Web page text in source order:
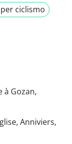
ciclismo
à Gozan,
Anniviers,